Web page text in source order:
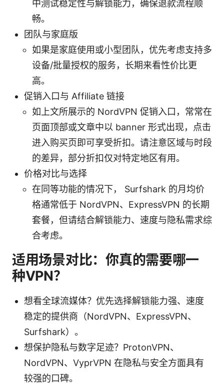
中测试稳定性与解锁能力，确保退款流程顺
畅。
团队与家庭版
如果是家庭使用或小型团队，优先考虑支持多
设备/批量授权的服务，长期来看性价比更
高。
促销入口与 Affiliate 链接
如上文所展示的 NordVPN 促销入口，常常在
页面顶部或文章中以 banner 形式出现，点击
进入购买页即可享受折扣。请注意区域与时段
的差异，部分折扣仅对特定地区有用。
价格对比与选择
在同等功能的情况下， Surfshark 的月均价
格通常低于 NordVPN、ExpressVPN 的长期
套餐，但请结合解锁能力、速度与隐私需求综
合考虑。
适用场景对比：你真的需要哪一
种VPN？
想看全球流媒体？优先选择解锁能力强、速度
稳定的提供商（NordVPN、ExpressVPN、
Surfshark）。
想保护隐私与数字足迹？ProtonVPN、
NordVPN、VyprVPN 在隐私与安全方面具有
较强的口碑。